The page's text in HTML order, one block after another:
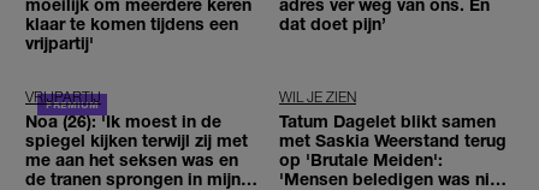
klaar te komen tijdens een
vrijpartij'
dat doet pijn’
VRIJPARTIJ
Noa (26): 'Ik moest in de
spiegel kijken terwijl zij met
me aan het seksen was en
de tranen sprongen in mijn
WIL JE ZIEN
Tatum Dagelet blikt samen
met Saskia Weerstand terug
op 'Brutale Meiden':
'Mensen beledigen was niet